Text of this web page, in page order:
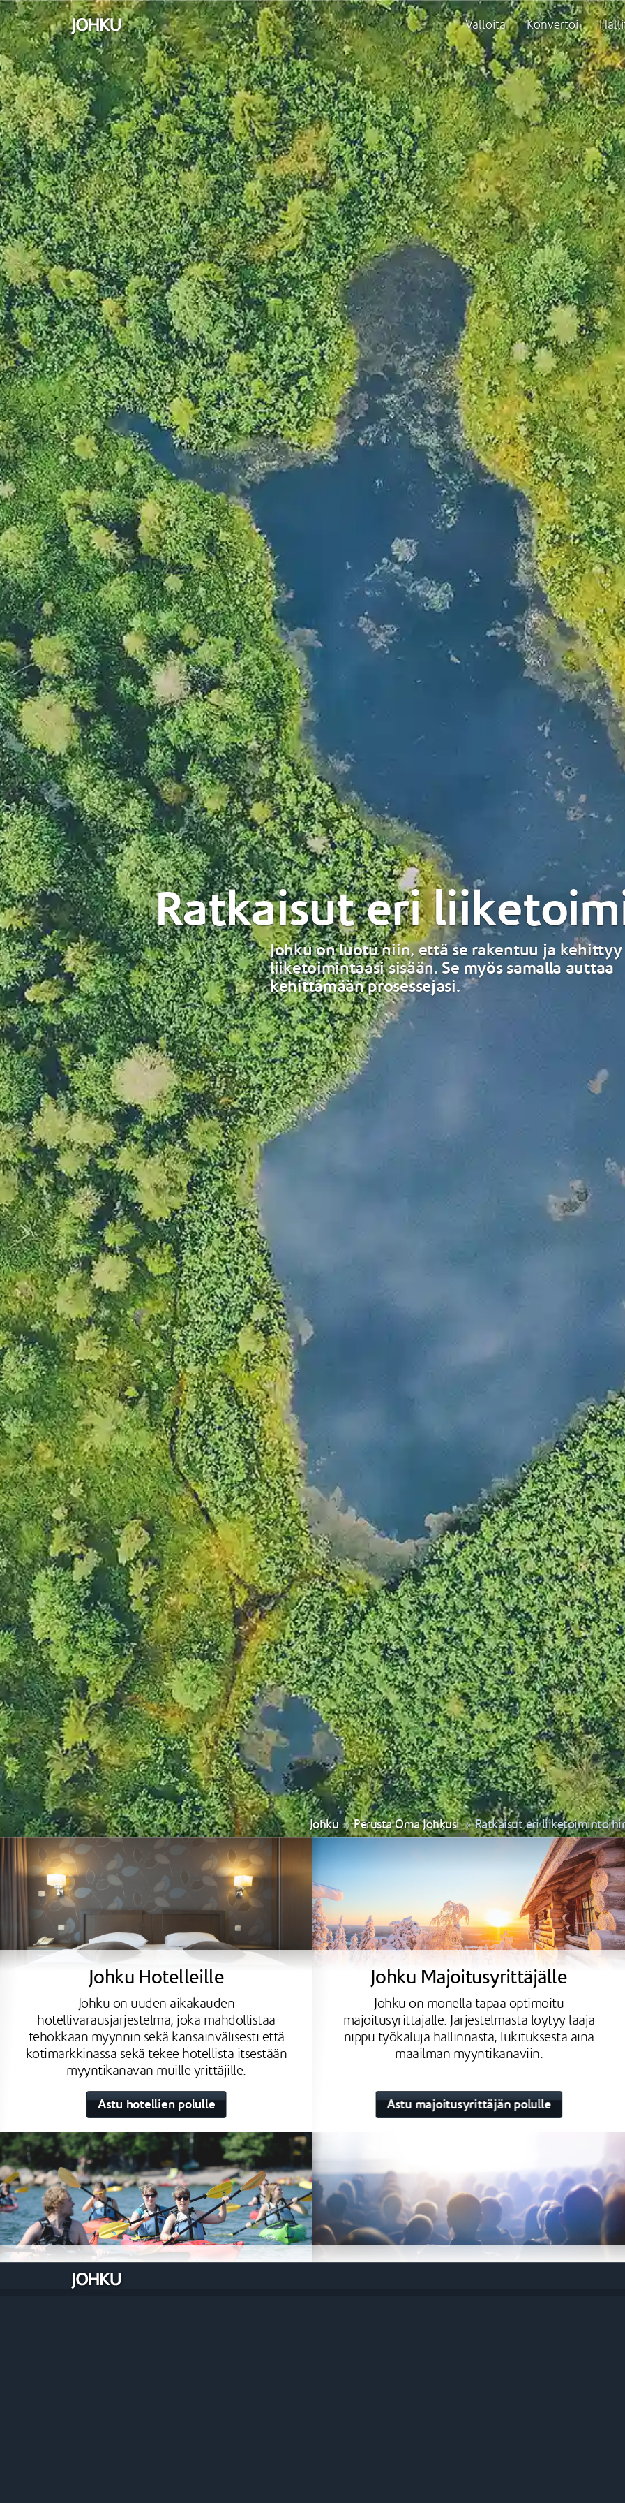
Valloita Konvertoi
Ratkaisut eri
Johku on luotu niin, että se rakentuu ja kehittyy
liiketoimintaasi sisään. Se myös samalla auttaa
kehittämään prosessejasi.
Johku Perusta Oma Johkusi Ratkaisut eri
Astu hotellien polulle
Johku Hotelleille
Johku on uuden aikakauden
hotellivarausjärjestelmä, joka mahdollistaa
tehokkaan myynnin sekä kansainvälisesti että
kotimarkkinassa sekä tekee hotellista itsestään
myyntikanavan muille yrittäjille.
Astu majoitusyrittäjän polulle
Johku Majoitusyrittäjälle
Johku on monella tapaa optimoitu
majoitusyrittäjälle. Järjestelmästä löytyy laaja
nippu työkaluja hallinnasta, lukituksesta aina
maailman myyntikanaviin.
Johku Aktiviteetteihin
Johku taipuu monenlaisten retkien, opastusten
Johkussa hallitset näytöslippuja käyttävien